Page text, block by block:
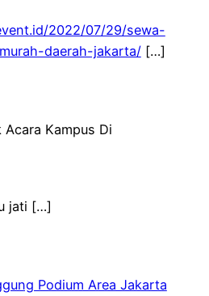
2022/07/29/sewa-
daerah-jakarta/[…]
Acara Kampus Di
jati […]
Podium Area Jakarta